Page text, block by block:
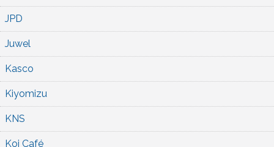
JPD
Juwel
Kasco
Kiyomizu
KNS
Koi Café